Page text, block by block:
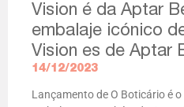
Vision é da Aptar
embalaje icónico
Vision es de Aptar
14/12/2023
Lançamento de O Boticário é